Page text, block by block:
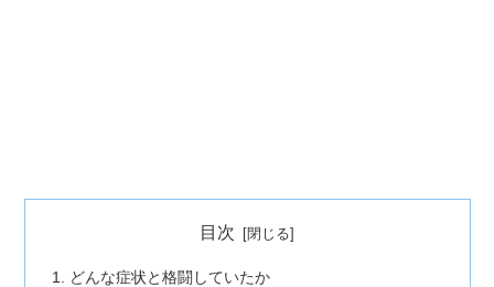
目次
どんな症状と格闘していたか